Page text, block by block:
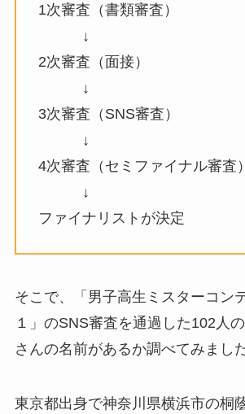
1次審査（書類審査）
↓
2次審査（面接）
↓
3次審査（SNS審査）
↓
4次審査（セミファイナル審査）
↓
ファイナリストが決定
そこで、「男子高生ミスターコン
１」のSNS審査を通過した102人
さんの名前があるか調べてみました
東京都出身で神奈川県横浜市の桐